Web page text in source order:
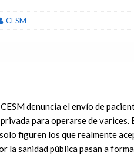
CESM
denuncia el envío de
para operarse de
figuren los que realmente
la sanidad pública pasan a